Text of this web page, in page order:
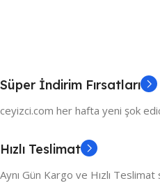
Süper İndirim Fırsatları
ceyizci.com her hafta yeni şok
Hızlı Teslimat
Aynı Gün Kargo ve Hızlı